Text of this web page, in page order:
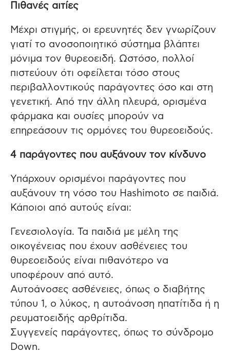
Πιθανές αιτίες
Μέχρι στιγμής, οι ερευνητές δεν γνωρίζουν
γιατί το ανοσοποιητικό σύστημα βλάπτει
μόνιμα τον θυρεοειδή. Ωστόσο, πολλοί
πιστεύουν ότι οφείλεται τόσο στους
περιβαλλοντικούς παράγοντες όσο και στη
γενετική. Από την άλλη πλευρά, ορισμένα
φάρμακα και ουσίες μπορούν να
επηρεάσουν τις ορμόνες του θυρεοειδούς.
4 παράγοντες που αυξάνουν τον κίνδυνο
Υπάρχουν ορισμένοι παράγοντες που
αυξάνουν τη νόσο του Hashimoto σε παιδιά.
Κάποιοι από αυτούς είναι:
Γενεσιολογία. Τα παιδιά με μέλη της
οικογένειας που έχουν ασθένειες του
θυρεοειδούς είναι πιθανότερο να
υποφέρουν από αυτό.
Αυτοάνοσες ασθένειες, όπως ο διαβήτης
τύπου 1, ο λύκος, η αυτοάνοση ηπατίτιδα ή η
ρευματοειδής αρθρίτιδα.
Συγγενείς παράγοντες, όπως το σύνδρομο
Down.